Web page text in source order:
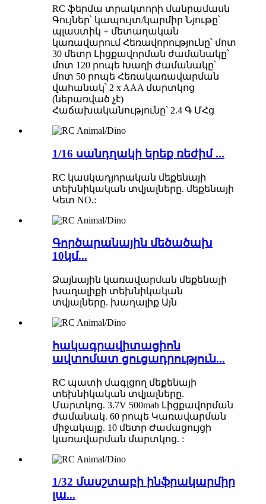
RC ֆերմա տրակտորի մանրամասն
Գույներ՝ կապույտ/կարմիր Նյութը՝
պլաստիկ + մետաղական
կառավարում Հեռավորությունը՝ մոտ
30 մետր Լիցքավորման ժամանակը՝
մոտ 120 րոպե Խաղի ժամանակը՝
մոտ 50 րոպե Հեռակառավարման
վահանակ՝ 2 x AAA մարտկոց
(ներառված չէ)
Հաճախականությունը՝ 2.4 Գ ՄՀց
1/16 սանդղակի երեք ռեժիմ ...
RC կասկադյորական մեքենայի
տեխնիկական տվյալները. մեքենայի
Կետ NO.:
Գործարանային մեծածախ
10կմ...
Ձայնային կառավարման մեքենայի
խաղալիքի տեխնիկական
տվյալները. խաղալիք Այն
հակագրավիտացիոն
ավտոմատ ցուցադրություն...
RC պատի մագլցող մեքենայի
տեխնիկական տվյալները.
Մարտկոց. 3.7V 500mah Լիցքավորման
ժամանակ. 60 րոպե Կառավարման
միջակայք. 10 մետր Ժամացույցի
կառավարման մարտկոց. :
1/32 մասշտաբի ինֆրակարմիր
լա...